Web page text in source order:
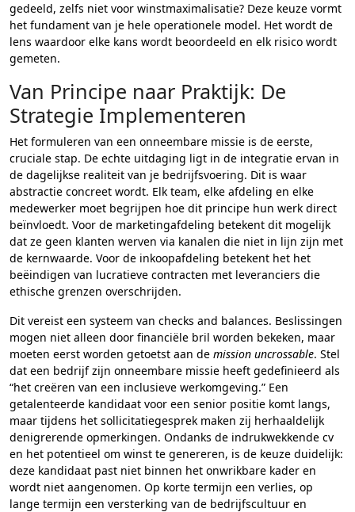
gedeeld, zelfs niet voor winstmaximalisatie? Deze keuze vormt
het fundament van je hele operationele model. Het wordt de
lens waardoor elke kans wordt beoordeeld en elk risico wordt
gemeten.
Van Principe naar Praktijk: De
Strategie Implementeren
Het formuleren van een onneembare missie is de eerste,
cruciale stap. De echte uitdaging ligt in de integratie ervan in
de dagelijkse realiteit van je bedrijfsvoering. Dit is waar
abstractie concreet wordt. Elk team, elke afdeling en elke
medewerker moet begrijpen hoe dit principe hun werk direct
beïnvloedt. Voor de marketingafdeling betekent dit mogelijk
dat ze geen klanten werven via kanalen die niet in lijn zijn met
de kernwaarde. Voor de inkoopafdeling betekent het het
beëindigen van lucratieve contracten met leveranciers die
ethische grenzen overschrijden.
Dit vereist een systeem van checks and balances. Beslissingen
mogen niet alleen door financiële bril worden bekeken, maar
moeten eerst worden getoetst aan de mission uncrossable. Stel
dat een bedrijf zijn onneembare missie heeft gedefinieerd als
“het creëren van een inclusieve werkomgeving.” Een
getalenteerde kandidaat voor een senior positie komt langs,
maar tijdens het sollicitatiegesprek maken zij herhaaldelijk
denigrerende opmerkingen. Ondanks de indrukwekkende cv
en het potentieel om winst te genereren, is de keuze duidelijk:
deze kandidaat past niet binnen het onwrikbare kader en
wordt niet aangenomen. Op korte termijn een verlies, op
lange termijn een versterking van de bedrijfscultuur en